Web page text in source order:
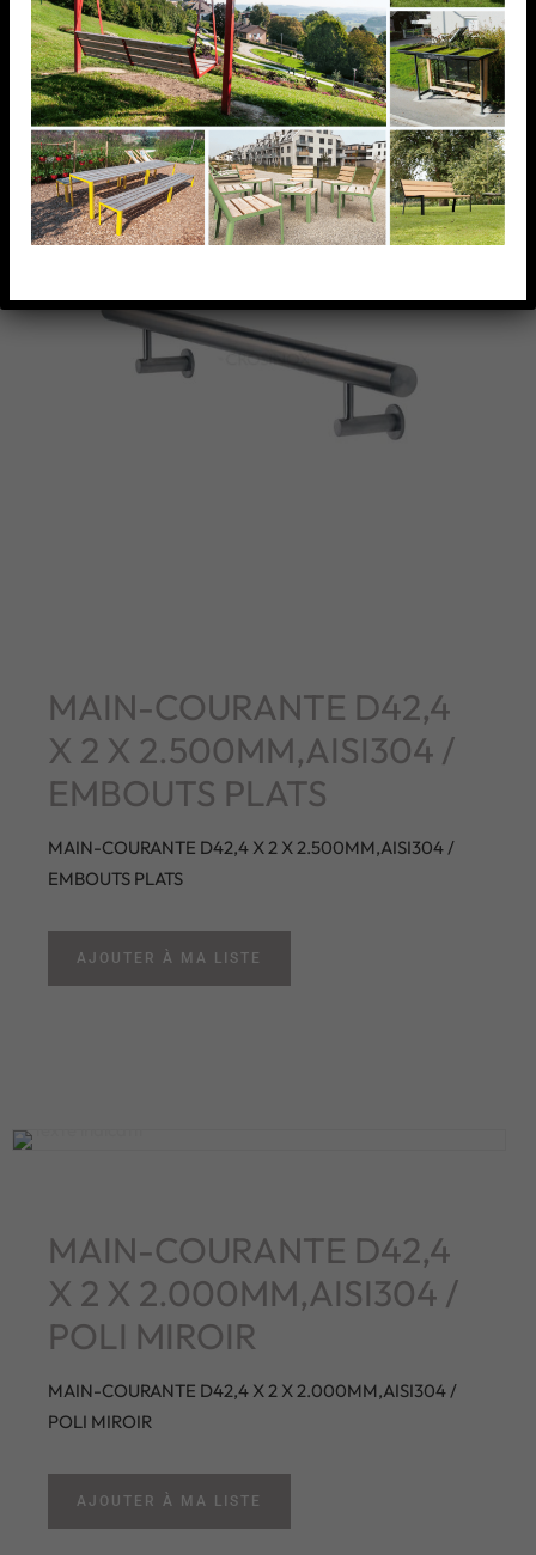
MAIN-COURANTE D42,4
X 2 X 2.500MM,AISI304 /
EMBOUTS PLATS
MAIN-COURANTE D42,4 X 2 X 2.500MM,AISI304 /
EMBOUTS PLATS
AJOUTER À MA LISTE
MAIN-COURANTE D42,4
X 2 X 2.000MM,AISI304 /
POLI MIROIR
MAIN-COURANTE D42,4 X 2 X 2.000MM,AISI304 /
POLI MIROIR
AJOUTER À MA LISTE